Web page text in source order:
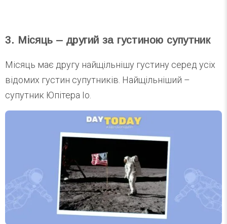
3. Місяць – другий за густиною супутник
Місяць має другу найщільнішу густину серед усіх
відомих густин супутників. Найщільніший –
супутник Юпітера Іо.